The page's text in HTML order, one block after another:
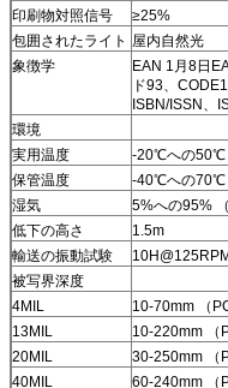
印刷物対照信号
≥25%
包囲されたライト 屋内自然光
象徴学
EAN 1月8日
ド93、
ISBN/ISSN、
環境
実用温度
-20℃への50℃
保管温度
-40℃への70℃
湿気
5%への95%
低下の高さ
1.5m
輸送の振動試験
被写界深度
4MIL
10-70mm （
13MIL
10-220mm （
20MIL
30-250mm （
40MIL
60-240mm （